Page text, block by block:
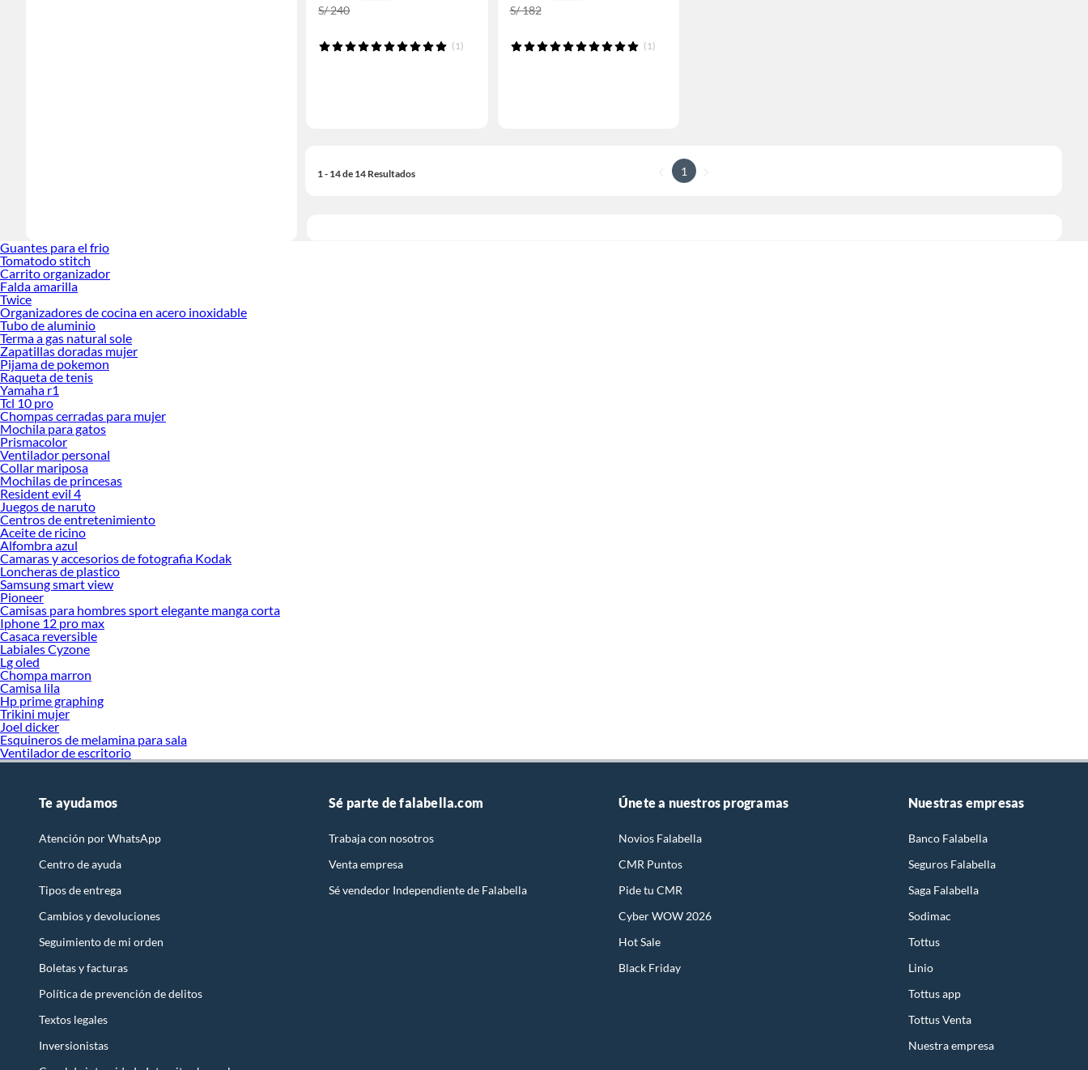
S/ 240
(1)
S/ 182
(1)
1 - 14 de 14 Resultados 1
Guantes para el frio
Tomatodo stitch
Carrito organizador
Falda amarilla
Twice
Organizadores de cocina en acero inoxidable
Tubo de aluminio
Terma a gas natural sole
Zapatillas doradas mujer
Pijama de pokemon
Raqueta de tenis
Yamaha r1
Tcl 10 pro
Chompas cerradas para mujer
Mochila para gatos
Prismacolor
Ventilador personal
Collar mariposa
Mochilas de princesas
Resident evil 4
Juegos de naruto
Centros de entretenimiento
Aceite de ricino
Alfombra azul
Camaras y accesorios de fotografia Kodak
Loncheras de plastico
Samsung smart view
Pioneer
Camisas para hombres sport elegante manga corta
Iphone 12 pro max
Casaca reversible
Labiales Cyzone
Lg oled
Chompa marron
Camisa lila
Hp prime graphing
Trikini mujer
Joel dicker
Esquineros de melamina para sala
Ventilador de escritorio
Te ayudamos
Atención por WhatsApp
Centro de ayuda
Tipos de entrega
Cambios y devoluciones
Seguimiento de mi orden
Boletas y facturas
Política de prevención de delitos
Textos legales
Inversionistas
Sé parte de falabella.com
Trabaja con nosotros
Venta empresa
Sé vendedor Independiente de Falabella
Únete a nuestros programas
Novios Falabella
CMR Puntos
Pide tu CMR
Cyber WOW 2026
Hot Sale
Black Friday
Nuestras empresas
Banco Falabella
Seguros Falabella
Saga Falabella
Sodimac
Tottus
Linio
Tottus app
Tottus Venta
Nuestra empresa